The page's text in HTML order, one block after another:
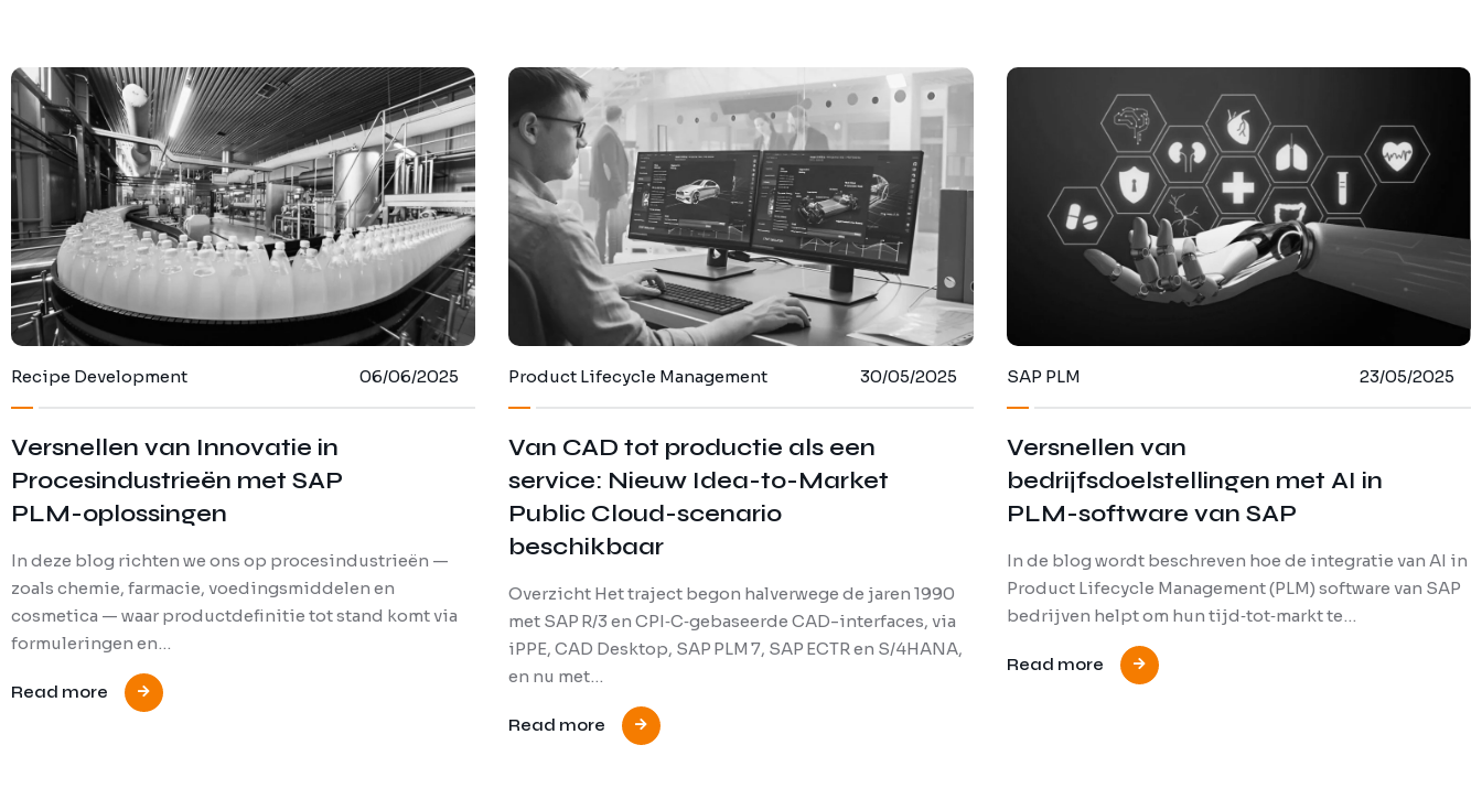
Recipe Development 06/06/2025
Versnellen van Innovatie in
Procesindustrieën met SAP
PLM-oplossingen
In deze blog richten we ons op procesindustrieën —
zoals chemie, farmacie, voedingsmiddelen en
cosmetica — waar productdefinitie tot stand komt via
formuleringen en…
Read more
Product Lifecycle Management 30/05/2025
Van CAD tot productie als een
service: Nieuw Idea-to-Market
Public Cloud-scenario
beschikbaar
Overzicht Het traject begon halverwege de jaren 1990
met SAP R/3 en CPI‑C‑gebaseerde CAD-interfaces, via
iPPE, CAD Desktop, SAP PLM 7, SAP ECTR en S/4HANA,
en nu met…
Read more
SAP PLM 23/05/2025
Versnellen van
bedrijfsdoelstellingen met AI in
PLM-software van SAP
In de blog wordt beschreven hoe de integratie van AI in
Product Lifecycle Management (PLM) software van SAP
bedrijven helpt om hun tijd‑tot‑markt te…
Read more